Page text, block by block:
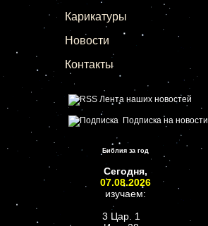
Карикатуры
Новости
Контакты
Лента наших новостей
Подписка на новости
Библия за год
Сегодня,
07.08.2026
изучаем:
3 Цар. 1